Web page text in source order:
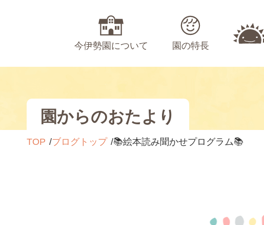
今伊勢園について 園の特長
園からのおたより
TOP ブログトップ 📚絵本読み聞かせプログラム📚